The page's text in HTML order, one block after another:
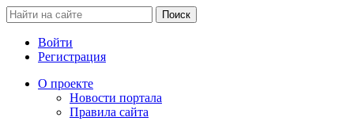
Войти
Регистрация
О проекте
Новости портала
Правила сайта